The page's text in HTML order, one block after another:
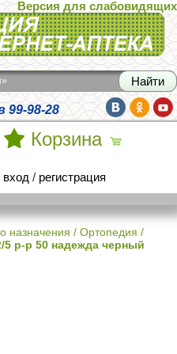
Версия для слабовидящих
99-98-28
Корзина
вход / регистрация
назначения / Ортопедия /
р-р 50 надежда черный